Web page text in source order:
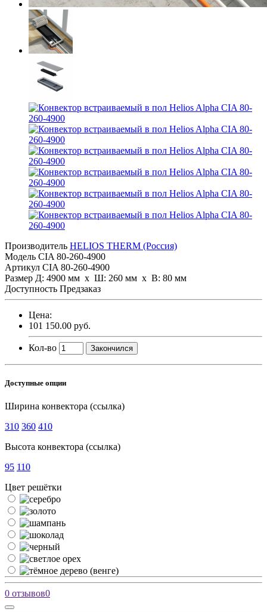
Производитель HELIOS THERM (Россия)
Модель CIA 80-260-4900
Артикул CIA 80-260-4900
Размер Д: 4900 мм х Ш: 260 мм x В: 80 мм
Доступность Предзаказ
Цена:
101 150.00 руб.
Кол-во Закончился
Доступные опции
Ширина конвектора (ссылка)
310 360 410
Высота конвектора (ссылка)
95 110
Цвет решётки
0 отзывов0